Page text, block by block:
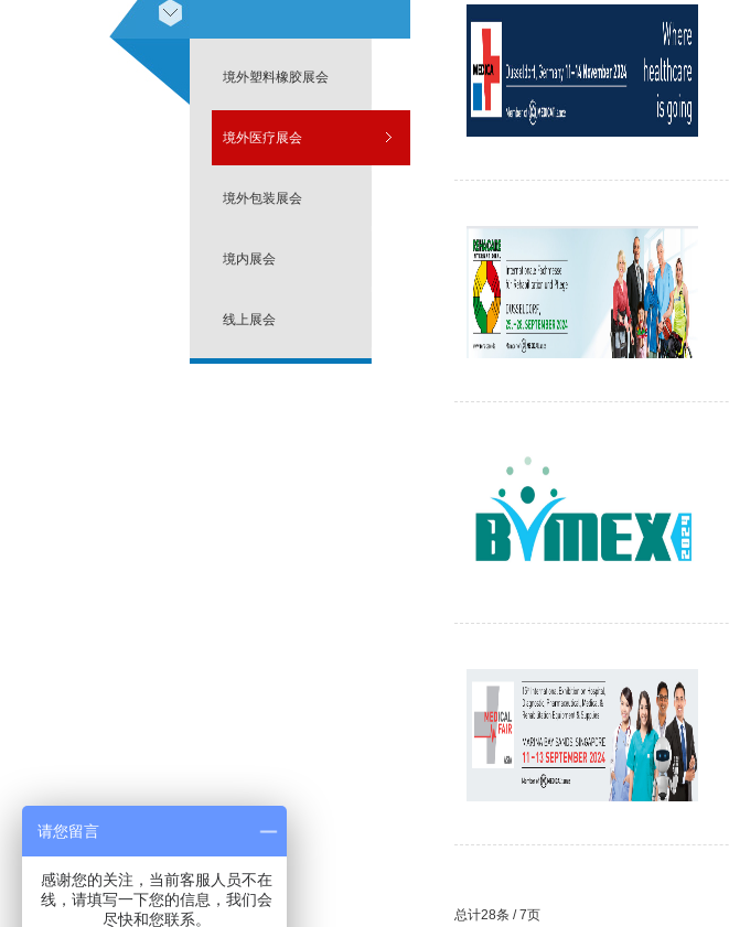
境外塑料橡胶展会
境外医疗展会
境外包装展会
境内展会
线上展会
总计28条 / 7页
请您留言
感谢您的关注，当前客服人员不在
线，请填写一下您的信息，我们会
尽快和您联系。